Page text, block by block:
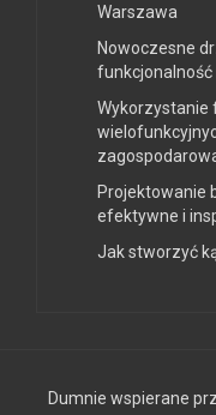
Warszawa
Nowoczesne
Wykorzystanie
Projektowanie
efektywne i
Jak stworzyć
Dumnie wspierane